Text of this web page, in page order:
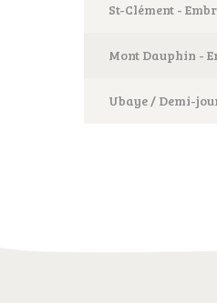
St-Clément -
Mont Dauphin -
Ubaye / Demi-